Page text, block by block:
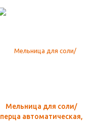
Мельница для соли/
перца автоматическая,